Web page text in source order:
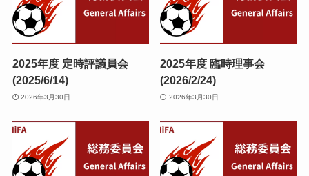
2025年度 定時評議員会
(2025/6/14)
2026年3月30日
2025年度 臨時理事会
(2026/2/24)
2026年3月30日